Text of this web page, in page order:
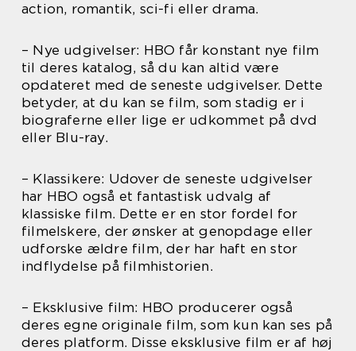
action, romantik, sci-fi eller drama.
– Nye udgivelser: HBO får konstant nye film
til deres katalog, så du kan altid være
opdateret med de seneste udgivelser. Dette
betyder, at du kan se film, som stadig er i
biograferne eller lige er udkommet på dvd
eller Blu-ray.
– Klassikere: Udover de seneste udgivelser
har HBO også et fantastisk udvalg af
klassiske film. Dette er en stor fordel for
filmelskere, der ønsker at genopdage eller
udforske ældre film, der har haft en stor
indflydelse på filmhistorien.
– Eksklusive film: HBO producerer også
deres egne originale film, som kun kan ses på
deres platform. Disse eksklusive film er af høj